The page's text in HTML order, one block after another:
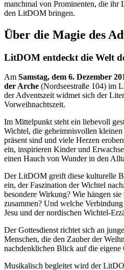
manchmal von Prominenten, die ihr
den LitDOM bringen.
Über die Magie des
LitDOM entdeckt die Welt
Am Samstag, dem 6. Dezember
der Arche (Nordseestraße 104) im
der Adventszeit widmet sich der
Vorweihnachtszeit.
Im Mittelpunkt steht ein liebevoll
Wichtel, die geheimnisvollen
präsent sind und viele Herzen
ein, inspirieren Kinder und
einen Hauch von Wunder in den
Der LitDOM greift diese kulturelle
ein, der Faszination der Wichtel
besondere Wirkung? Wie hängen
zusammen? Und welche
Jesu und der nordischen Wichtel-
Der Gottesdienst richtet sich an
Menschen, die den Zauber der
nachdenklichen Blick auf die eigene
Musikalisch begleitet wird der